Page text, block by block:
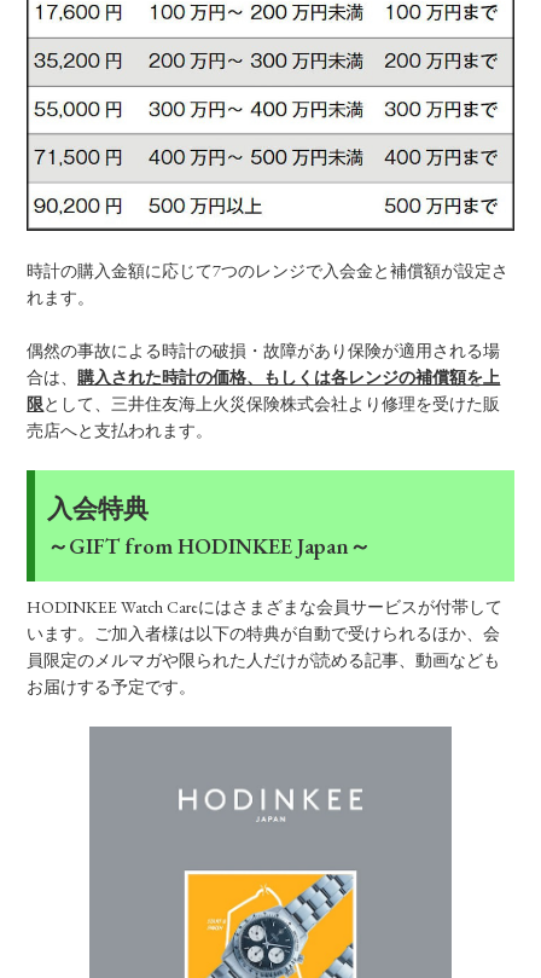
時計の購入金額に応じて7つのレンジで入会金と補償額が設定さ
れます。
偶然の事故による時計の破損・故障があり保険が適用される場
合は、購入された時計の価格、もしくは各レンジの補償額を上
限として、三井住友海上火災保険株式会社より修理を受けた販
売店へと支払われます。
入会特典
～GIFT from HODINKEE Japan～
HODINKEE Watch Careにはさまざまな会員サービスが付帯して
います。ご加入者様は以下の特典が自動で受けられるほか、会
員限定のメルマガや限られた人だけが読める記事、動画なども
お届けする予定です。